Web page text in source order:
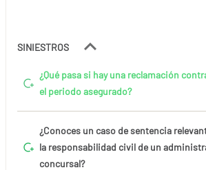
SINIESTROS
¿Qué pasa si hay una reclamación
el periodo asegurado?
¿Conoces un caso de sentencia
la responsabilidad civil de un
concursal?